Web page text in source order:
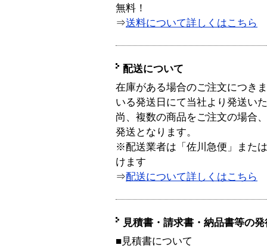
無料！
⇒送料について詳しくはこちら
配送について
在庫がある場合のご注文につき
いる発送日にて当社より発送い
尚、複数の商品をご注文の場合
発送となります。
※配送業者は「佐川急便」また
けます
⇒配送について詳しくはこちら
見積書・請求書・納品書等の
■見積書について